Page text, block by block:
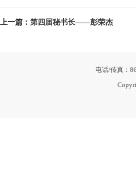
上一篇： 第四届秘书长——彭荣杰
电话/传真：